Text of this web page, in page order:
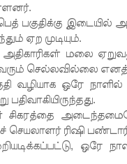
பகுதிக்கு
ஏற முடியும்.
மலை
செல்லவில்லை எனத்
வழியாக ஒரே
சிகரத்தை
ரிஷி
ஒரே